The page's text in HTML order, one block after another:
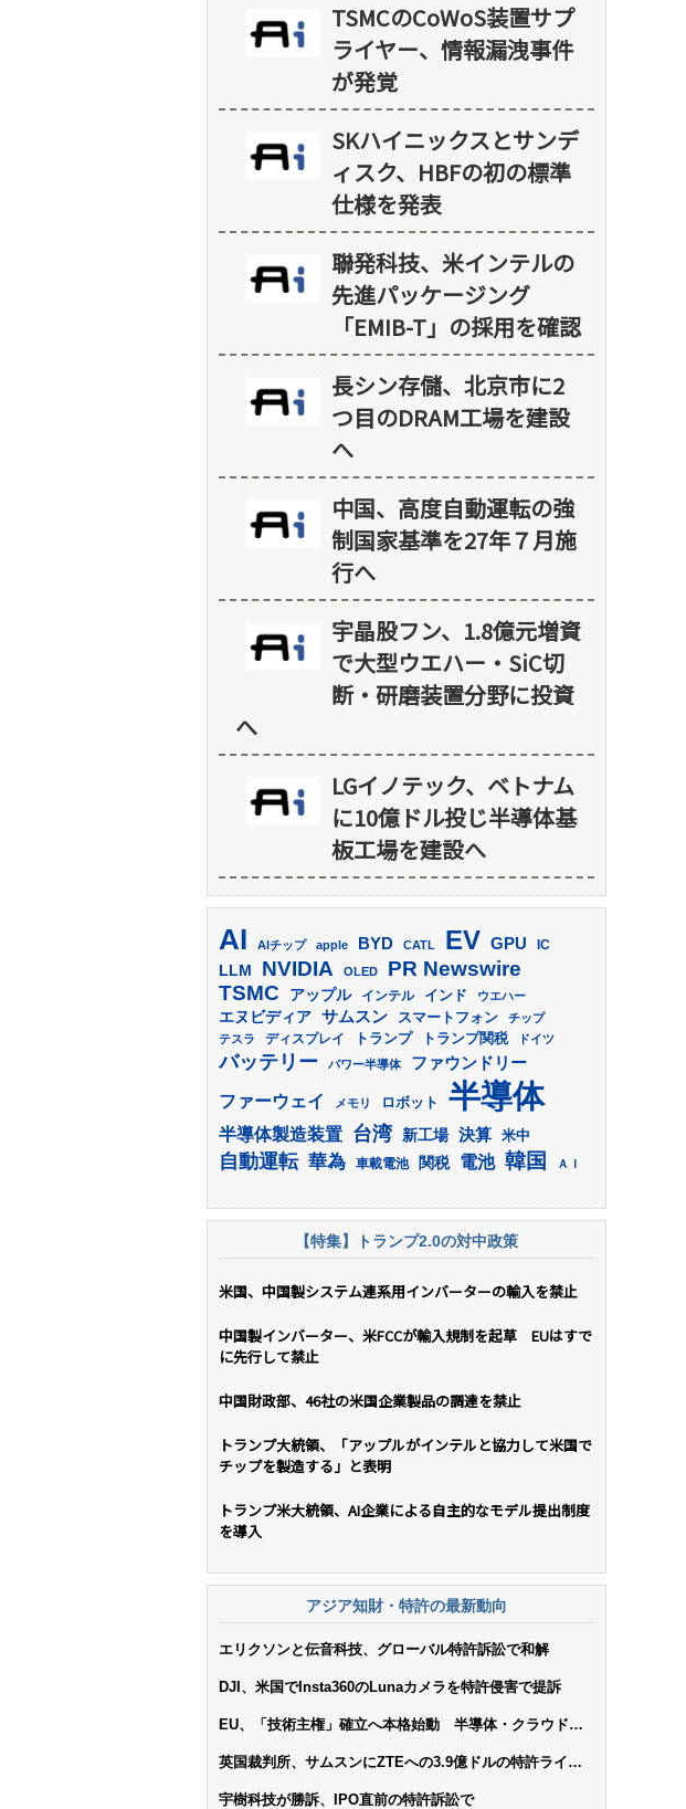
TSMCのCoWoS装置サプ
ライヤー、情報漏洩事件
が発覚
SKハイニックスとサンデ
ィスク、HBFの初の標準
仕様を発表
聯発科技、米インテルの
先進パッケージング
「EMIB-T」の採用を確認
長シン存儲、北京市に2
つ目のDRAM工場を建設
へ
中国、高度自動運転の強
制国家基準を27年７月施
行へ
宇晶股フン、1.8億元増資
で大型ウエハー・SiC切
断・研磨装置分野に投資
へ
LGイノテック、ベトナム
に10億ドル投じ半導体基
板工場を建設へ
AI AIチップ apple BYD CATL EV GPU IC
LLM NVIDIA OLED PR Newswire
TSMC アップル インテル インド ウエハー
エヌビディア サムスン スマートフォン
チップ
テスラ
ディスプレイ トランプ トランプ関税 ドイツ
バッテリー パワー半導体 ファウンドリー
ファーウェイ メモリ ロボット 半導体
半導体製造装置 台湾 新工場 決算 米中
自動運転 華為 車載電池 関税 電池 韓国 ＡＩ
【特集】トランプ2.0の対中政策
米国、中国製システム連系用インバーターの輸入を禁止
中国製インバーター、米FCCが輸入規制を起草 EUはすで
に先行して禁止
中国財政部、46社の米国企業製品の調達を禁止
トランプ大統領、「アップルがインテルと協力して米国で
チップを製造する」と表明
トランプ米大統領、AI企業による自主的なモデル提出制度
を導入
アジア知財・特許の最新動向
エリクソンと伝音科技、グローバル特許訴訟で和解
DJI、米国でInsta360のLunaカメラを特許侵害で提訴
EU、「技術主権」確立へ本格始動 半導体・クラウド・
英国裁判所、サムスンにZTEへの3.9億ドルの特許ライセ
宇樹科技が勝訴、IPO直前の特許訴訟で